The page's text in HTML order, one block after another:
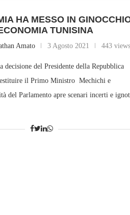
HA MESSO IN
TUNISINA
Amato 3 Agosto 2021 443 views
decisione del Presidente della Repubblica
il Primo Ministro Mechichi e
del Parlamento apre scenari incerti e